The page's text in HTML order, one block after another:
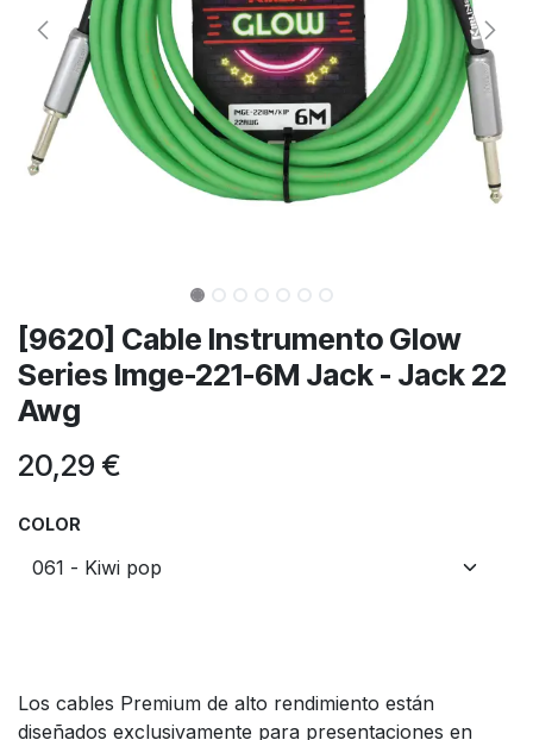
[9620] Cable Instrumento Glow
Series Imge-221-6M Jack - Jack 22
Awg
20,29 €
COLOR
Los cables Premium de alto rendimiento están
diseñados exclusivamente para presentaciones en